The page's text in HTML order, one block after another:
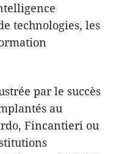
technologies, les
par le succès
au
Fincantieri ou